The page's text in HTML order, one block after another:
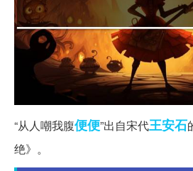
“从人嘲我腹便便”出自宋代王安石
绝》。